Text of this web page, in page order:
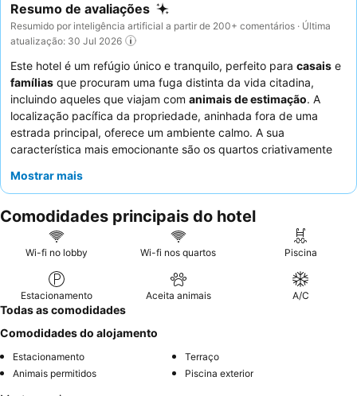
Resumo de avaliações
Resumido por inteligência artificial a partir de 200+ comentários · Última
atualização: 30 Jul 2026
Este hotel é um refúgio único e tranquilo, perfeito para casais e
famílias que procuram uma fuga distinta da vida citadina,
incluindo aqueles que viajam com animais de estimação. A
localização pacífica da propriedade, aninhada fora de uma
estrada principal, oferece um ambiente calmo. A sua
característica mais emocionante são os quartos criativamente
convertidos, com alguns até apresentando
excecional do pessoal e o pequeno-almoço variado e de alta
qualidade. Para uma experiência verdadeiramente única,
considere reservar um dos inovadores quartos em contentores
Mostrar mais
Comodidades principais do hotel
Wi-fi no lobby Wi-fi nos quartos Piscina
Estacionamento Aceita animais A/C
Todas as comodidades
Comodidades do alojamento
Estacionamento
Terraço
Animais permitidos
Piscina exterior